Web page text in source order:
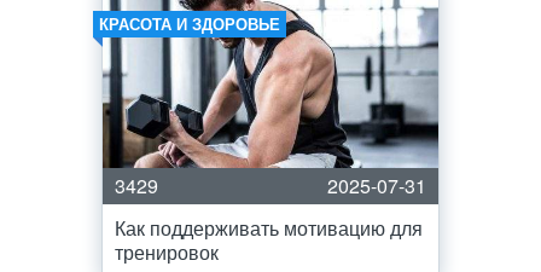
КРАСОТА И ЗДОРОВЬЕ
3429
2025-07-31
Как поддерживать мотивацию для
тренировок